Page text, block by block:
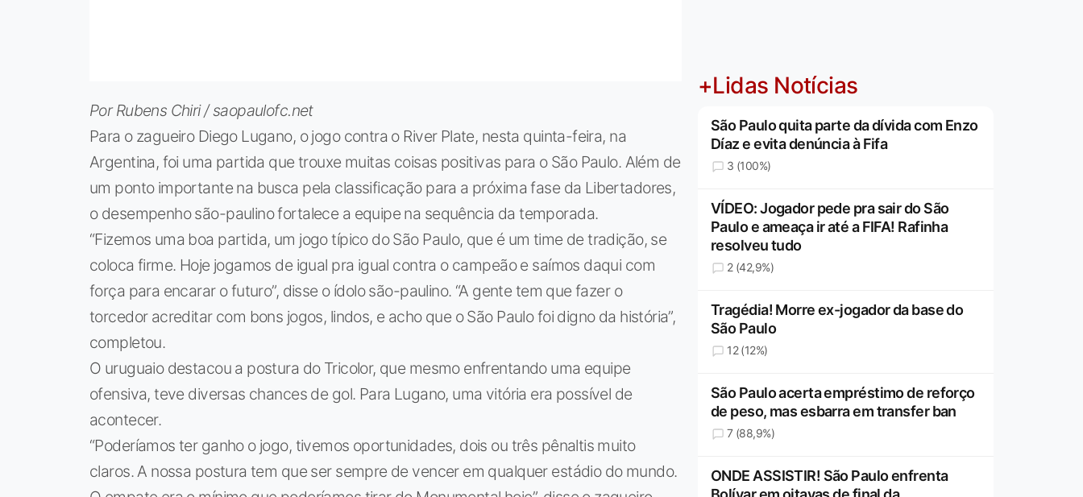
Por Rubens Chiri / saopaulofc.net
Para o zagueiro Diego Lugano, o jogo contra o River Plate, nesta quinta-feira, na
Argentina, foi uma partida que trouxe muitas coisas positivas para o São Paulo. Além de
um ponto importante na busca pela classificação para a próxima fase da Libertadores,
o desempenho são-paulino fortalece a equipe na sequência da temporada.
“Fizemos uma boa partida, um jogo típico do São Paulo, que é um time de tradição, se
coloca firme. Hoje jogamos de igual pra igual contra o campeão e saímos daqui com
força para encarar o futuro”, disse o ídolo são-paulino. “A gente tem que fazer o
torcedor acreditar com bons jogos, lindos, e acho que o São Paulo foi digno da história”,
completou.
O uruguaio destacou a postura do Tricolor, que mesmo enfrentando uma equipe
ofensiva, teve diversas chances de gol. Para Lugano, uma vitória era possível de
acontecer.
“Poderíamos ter ganho o jogo, tivemos oportunidades, dois ou três pênaltis muito
claros. A nossa postura tem que ser sempre de vencer em qualquer estádio do mundo.
+Lidas Notícias
São Paulo quita parte da dívida com Enzo
Díaz e evita denúncia à Fifa
3 (100%)
VÍDEO: Jogador pede pra sair do São
Paulo e ameaça ir até a FIFA! Rafinha
resolveu tudo
2 (42,9%)
Tragédia! Morre ex-jogador da base do
São Paulo
12 (12%)
São Paulo acerta empréstimo de reforço
de peso, mas esbarra em transfer ban
7 (88,9%)
ONDE ASSISTIR! São Paulo enfrenta